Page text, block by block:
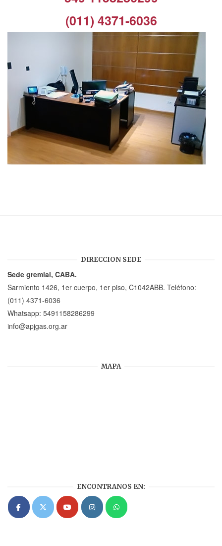
(011) 4371-6036
DIRECCION SEDE
Sede gremial, CABA.
Sarmiento 1426, 1er cuerpo, 1er piso, C1042ABB. Teléfono:
(011) 4371-6036
Whatsapp: 5491158286299
info@apjgas.org.ar
MAPA
ENCONTRANOS EN: